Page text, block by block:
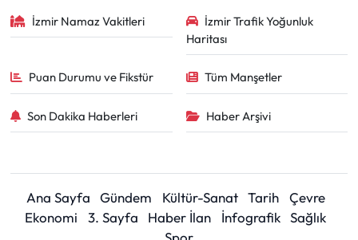
İzmir Namaz Vakitleri
İzmir Trafik Yoğunluk
Haritası
Puan Durumu ve Fikstür Tüm Manşetler
Son Dakika Haberleri Haber Arşivi
Ana Sayfa Gündem Kültür-Sanat Tarih
Çevre
Ekonomi
3. Sayfa Haber İlan İnfografik Sağlık